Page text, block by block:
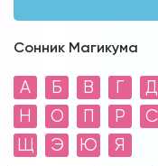
Сонник Магикума
А Б В Г Д
Н
О П Р С
Щ
Э Ю Я